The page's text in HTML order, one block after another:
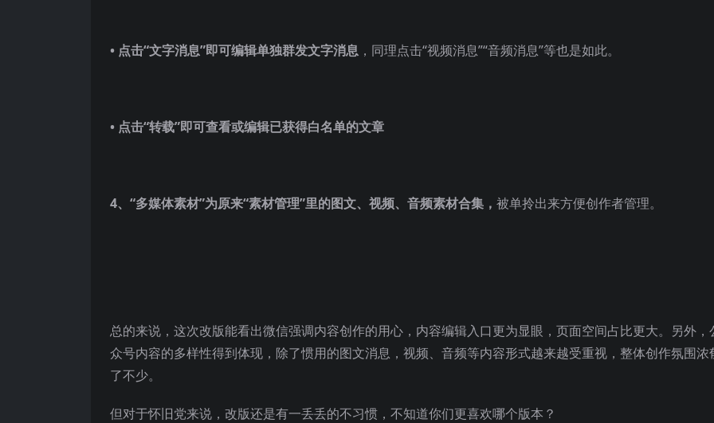
• 点击“文字消息”即可编辑单独群发文字消息 ，同理点击“视频消息”“音频消息”等也是如此。
• 点击“转载”即可查看或编辑已获得白名单的文章
4、“多媒体素材”为原来“素材管理”里的图文、视频、音频素材合集， 被单拎出来方便创作者管理。
总的来说，这次改版能看出微信强调内容创作的用心，内容编辑入口更为显眼，页面空间占比更大。另外，
众号内容的多样性得到体现，除了惯用的图文消息，视频、音频等内容形式越来越受重视，整体创作氛围浓
了不少。
但对于怀旧党来说，改版还是有一丢丢的不习惯，不知道你们更喜欢哪个版本？